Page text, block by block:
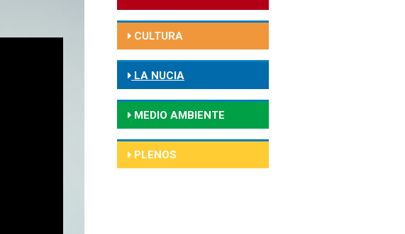
CULTURA
LA NUCIA
MEDIO AMBIENTE
PLENOS